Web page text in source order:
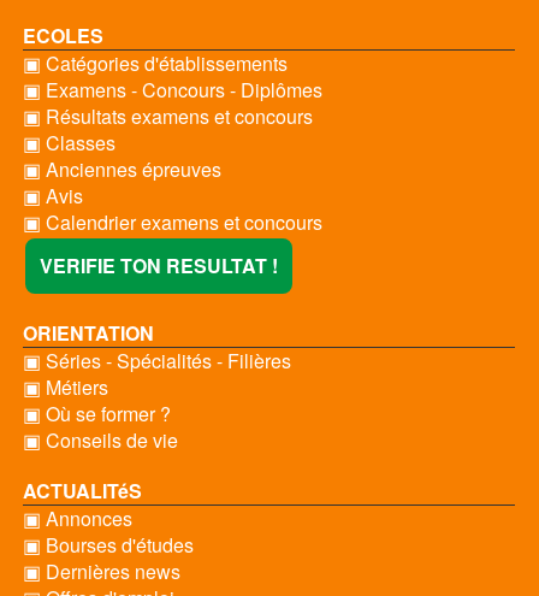
ECOLES
▣ Catégories d'établissements
▣ Examens - Concours - Diplômes
▣ Résultats examens et concours
▣ Classes
▣ Anciennes épreuves
▣ Avis
▣ Calendrier examens et concours
VERIFIE TON RESULTAT !
ORIENTATION
▣ Séries - Spécialités - Filières
▣ Métiers
▣ Où se former ?
▣ Conseils de vie
ACTUALITéS
▣ Annonces
▣ Bourses d'études
▣ Dernières news